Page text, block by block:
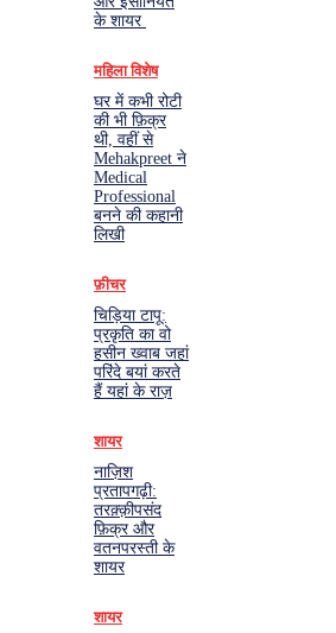
के शायर
महिला विशेष
घर में कभी रोटी
की भी फ़िक्र
थी, वहीं से
Mehakpreet ने
Medical
Professional
बनने की कहानी
लिखी
फ़ीचर
चिड़िया टापू:
प्रकृति का वो
हसीन ख्वाब जहां
परिंदे बयां करते
हैं यहां के राज़
शायर
नाज़िश
प्रतापगढ़ी:
तरक़्क़ीपसंद
फ़िक्र और
वतनपरस्ती के
शायर
शायर